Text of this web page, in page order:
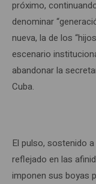
próximo,
denominar
nueva, la de los
escenario
abandonar la
Cuba.
El pulso, sostenido
reflejado en las
imponen sus boyas